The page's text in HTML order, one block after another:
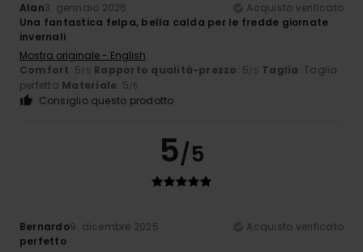
Alan3. gennaio 2026
Acquisto verificato
Una fantastica felpa, bella calda per le fredde giornate
invernali
Mostra originale - English
Comfort: 5/5 Rapporto qualità-prezzo: 5/5 Taglia: Taglia
perfetta Materiale: 5/5
Consiglio questo prodotto
5/5
Bernardo9. dicembre 2025
Acquisto verificato
perfetto